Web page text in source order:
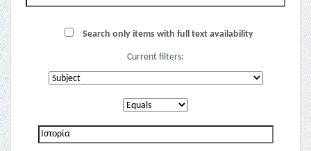
Search only items with full text availability
Current filters: